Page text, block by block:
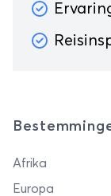
Afrika
Europa